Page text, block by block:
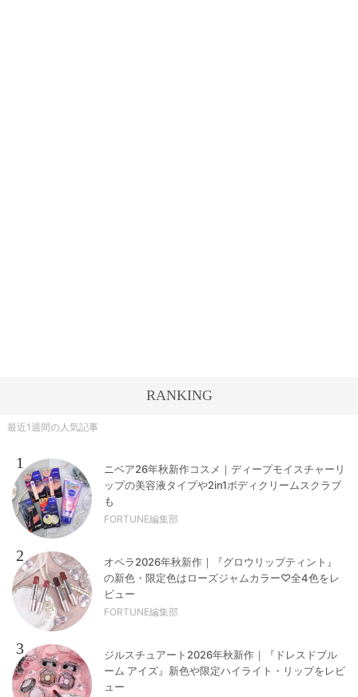
RANKING
最近1週間の人気記事
1
ニベア26年秋新作コスメ｜ディープモイスチャーリ
ップの美容液タイプや2in1ボディクリームスクラブ
も
FORTUNE編集部
2
オペラ2026年秋新作｜『グロウリップティント』
の新色・限定色はローズジャムカラー♡全4色をレ
ビュー
FORTUNE編集部
3
ジルスチュアート2026年秋新作｜『ドレスドブル
ーム アイズ』新色や限定ハイライト・リップをレビ
ュー